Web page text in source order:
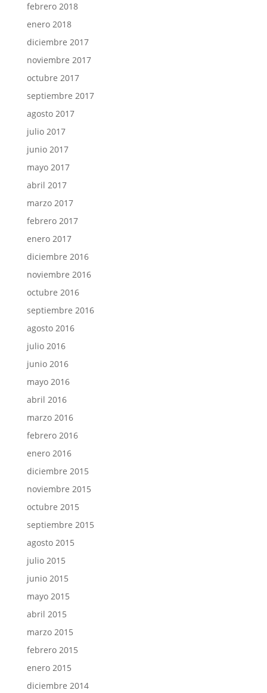
febrero 2018
enero 2018
diciembre 2017
noviembre 2017
octubre 2017
septiembre 2017
agosto 2017
julio 2017
junio 2017
mayo 2017
abril 2017
marzo 2017
febrero 2017
enero 2017
diciembre 2016
noviembre 2016
octubre 2016
septiembre 2016
agosto 2016
julio 2016
junio 2016
mayo 2016
abril 2016
marzo 2016
febrero 2016
enero 2016
diciembre 2015
noviembre 2015
octubre 2015
septiembre 2015
agosto 2015
julio 2015
junio 2015
mayo 2015
abril 2015
marzo 2015
febrero 2015
enero 2015
diciembre 2014